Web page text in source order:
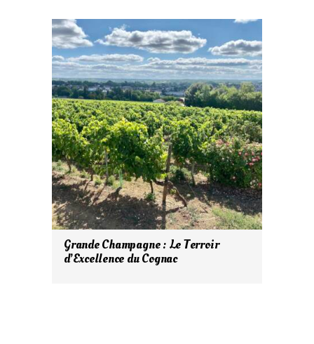
Grande Champagne : Le Terroir
d’Excellence du Cognac